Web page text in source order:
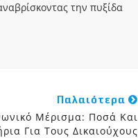
την πυξίδα
Παλαιότερα
Μέρισμα: Ποσά Και
Για Τους Δικαιούχους